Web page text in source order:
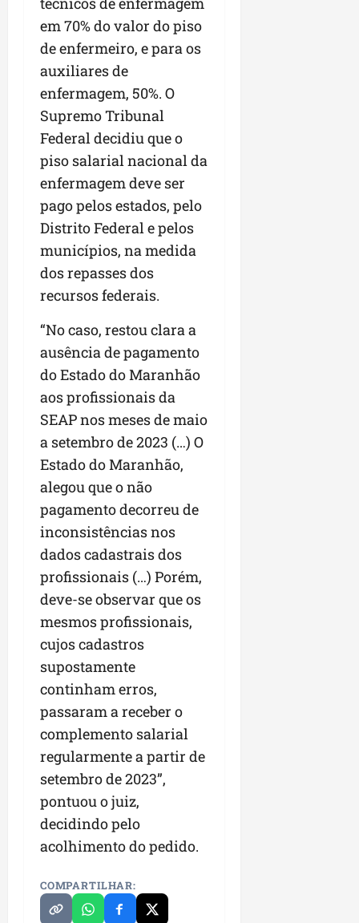
em 70% do valor do piso
de enfermeiro, e para os
auxiliares de
enfermagem, 50%. O
Supremo Tribunal
Federal decidiu que o
piso salarial nacional da
enfermagem deve ser
pago pelos estados, pelo
Distrito Federal e pelos
municípios, na medida
dos repasses dos
recursos federais.
“No caso, restou clara a
ausência de pagamento
do Estado do Maranhão
aos profissionais da
SEAP nos meses de maio
a setembro de 2023 (…) O
Estado do Maranhão,
alegou que o não
pagamento decorreu de
inconsistências nos
dados cadastrais dos
profissionais (…) Porém,
deve-se observar que os
mesmos profissionais,
cujos cadastros
supostamente
continham erros,
passaram a receber o
complemento salarial
regularmente a partir de
setembro de 2023”,
pontuou o juiz,
decidindo pelo
acolhimento do pedido.
COMPARTILHAR: